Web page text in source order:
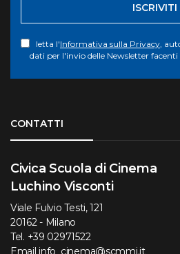
ISCRIVITI
letta l'Informativa sulla Privacy ,
dati per l'invio delle Newsletter facenti
CONTATTI
Civica Scuola di Cinema
Luchino Visconti
Viale Fulvio Testi, 121
20162 - Milano
Tel. +39 02971522
Email info_cinema@scmmi.it